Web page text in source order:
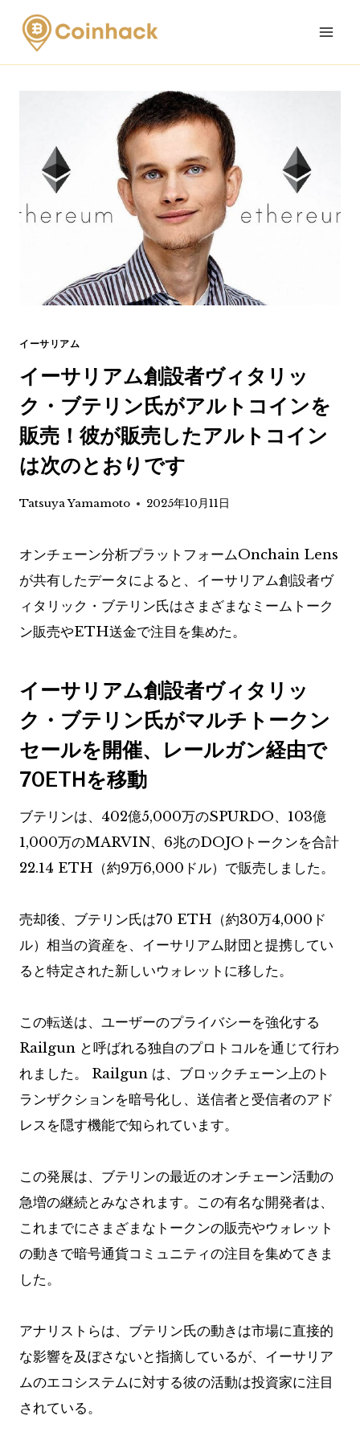
Skip
content
イーサリアム
イーサリアム創設者ヴィタリッ
ク・ブテリン氏がアルトコインを
販売！彼が販売したアルトコイン
は次のとおりです
Tatsuya Yamamoto 2025年10月11日
オンチェーン分析プラットフォームOnchain Lens
が共有したデータによると、イーサリアム創設者ヴ
ィタリック・ブテリン氏はさまざまなミームトーク
ン販売やETH送金で注目を集めた。
イーサリアム創設者ヴィタリッ
ク・ブテリン氏がマルチトークン
セールを開催、レールガン経由で
70ETHを移動
ブテリンは、402億5,000万のSPURDO、103億
1,000万のMARVIN、6兆のDOJOトークンを合計
22.14 ETH（約9万6,000ドル）で販売しました。
売却後、ブテリン氏は70 ETH（約30万4,000ド
ル）相当の資産を、イーサリアム財団と提携してい
ると特定された新しいウォレットに移した。
この転送は、ユーザーのプライバシーを強化する
Railgun と呼ばれる独自のプロトコルを通じて行わ
れました。 Railgun は、ブロックチェーン上のト
ランザクションを暗号化し、送信者と受信者のアド
レスを隠す機能で知られています。
この発展は、ブテリンの最近のオンチェーン活動の
急増の継続とみなされます。この有名な開発者は、
これまでにさまざまなトークンの販売やウォレット
の動きで暗号通貨コミュニティの注目を集めてきま
した。
アナリストらは、ブテリン氏の動きは市場に直接的
な影響を及ぼさないと指摘しているが、イーサリア
ムのエコシステムに対する彼の活動は投資家に注目
されている。